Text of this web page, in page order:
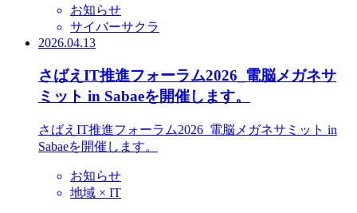
お知らせ
サイバーサクラ
2026.04.13
さばえIT推進フォーラム2026_電脳メガネサ
ミット in Sabaeを開催します。
さばえIT推進フォーラム2026_電脳メガネサミット in
Sabaeを開催します。
お知らせ
地域 × IT